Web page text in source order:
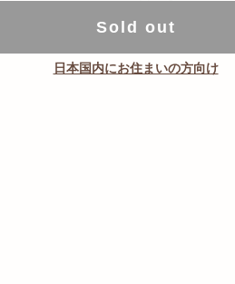
Sold out
日本国内にお住まいの方向け